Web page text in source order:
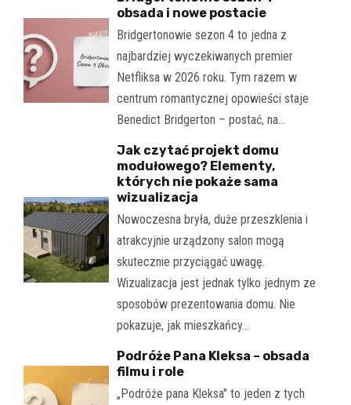
obsada i nowe postacie
Bridgertonowie sezon 4 to jedna z
najbardziej wyczekiwanych premier
Netfliksa w 2026 roku. Tym razem w
centrum romantycznej opowieści staje
Benedict Bridgerton – postać, na…
Jak czytać projekt domu
modułowego? Elementy,
których nie pokaże sama
wizualizacja
Nowoczesna bryła, duże przeszklenia i
atrakcyjnie urządzony salon mogą
skutecznie przyciągać uwagę.
Wizualizacja jest jednak tylko jednym ze
sposobów prezentowania domu. Nie
pokazuje, jak mieszkańcy…
Podróże Pana Kleksa – obsada
filmu i role
„Podróże pana Kleksa" to jeden z tych